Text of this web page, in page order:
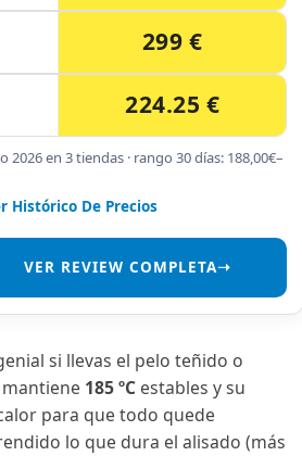
299 €
224.25 €
2026 en 3 tiendas · rango 30 días: 188,00€–
Histórico De Precios
VER REVIEW COMPLETA➝
si llevas el pelo teñido o
185 ºC estables y su
para que todo quede
lo que dura el alisado (más